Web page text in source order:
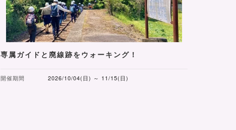
専属ガイドと廃線跡をウォーキング！
開催期間 2026/10/04(日) ～ 11/15(日)